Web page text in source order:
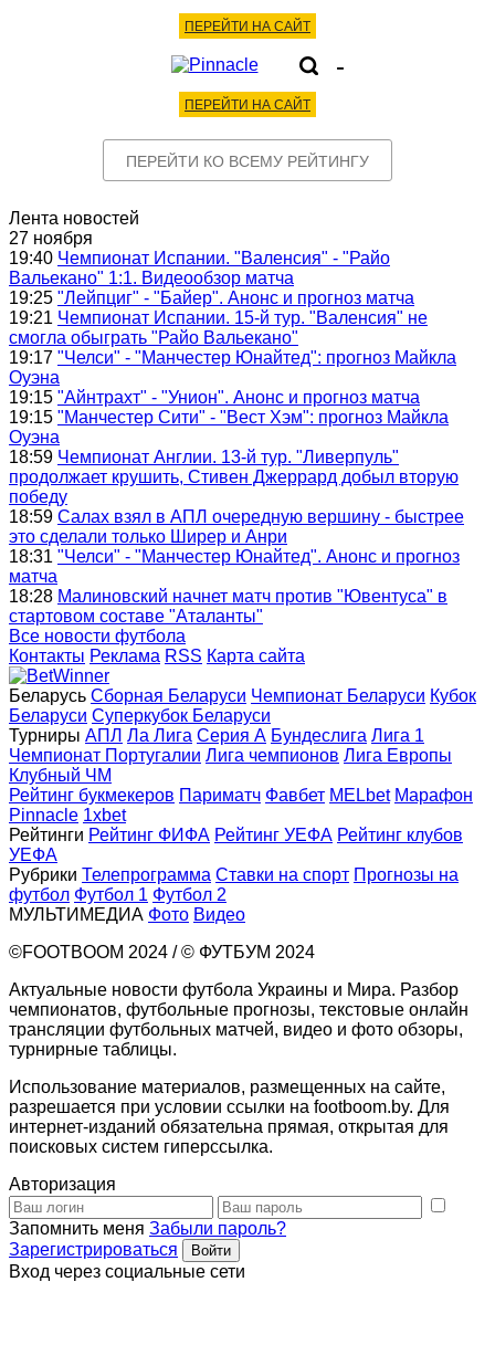
ПЕРЕЙТИ НА САЙТ
-
ПЕРЕЙТИ НА САЙТ
ПЕРЕЙТИ КО ВСЕМУ РЕЙТИНГУ
Лента новостей
27 ноября
19:40 Чемпионат Испании. "Валенсия" - "Райо
Вальекано" 1:1. Видеообзор матча
19:25 "Лейпциг" - "Байер". Анонс и прогноз матча
19:21 Чемпионат Испании. 15-й тур. "Валенсия" не
смогла обыграть "Райо Вальекано"
19:17 "Челси" - "Манчестер Юнайтед": прогноз Майкла
Оуэна
19:15 "Айнтрахт" - "Унион". Анонс и прогноз матча
19:15 "Манчестер Сити" - "Вест Хэм": прогноз Майкла
Оуэна
18:59 Чемпионат Англии. 13-й тур. "Ливерпуль"
продолжает крушить, Стивен Джеррард добыл вторую
победу
18:59 Салах взял в АПЛ очередную вершину - быстрее
это сделали только Ширер и Анри
18:31 "Челси" - "Манчестер Юнайтед". Анонс и прогноз
матча
18:28 Малиновский начнет матч против "Ювентуса" в
стартовом составе "Аталанты"
Все новости футбола
Контакты Реклама RSS Карта сайта
Беларусь Сборная Беларуси Чемпионат Беларуси Кубок
Беларуси Суперкубок Беларуси
Турниры АПЛ Ла Лига Серия А Бундеслига Лига 1
Чемпионат Португалии Лига чемпионов Лига Европы
Клубный ЧМ
Рейтинг букмекеров Париматч Фавбет MELbet Марафон
Pinnacle 1xbet
Рейтинги Рейтинг ФИФА Рейтинг УЕФА Рейтинг клубов
УЕФА
Рубрики Телепрограмма Ставки на спорт Прогнозы на
футбол Футбол 1 Футбол 2
МУЛЬТИМЕДИА Фото Видео
©FOOTBOOM 2024 / © ФУТБУМ 2024
Актуальные новости футбола Украины и Мира. Разбор
чемпионатов, футбольные прогнозы, текстовые онлайн
трансляции футбольных матчей, видео и фото обзоры,
турнирные таблицы.
Использование материалов, размещенных на сайте,
разрешается при условии ссылки на footboom.by. Для
интернет-изданий обязательна прямая, открытая для
поисковых систем гиперссылка.
Авторизация
Запомнить меня Забыли пароль?
Зарегистрироваться
Вход через социальные сети